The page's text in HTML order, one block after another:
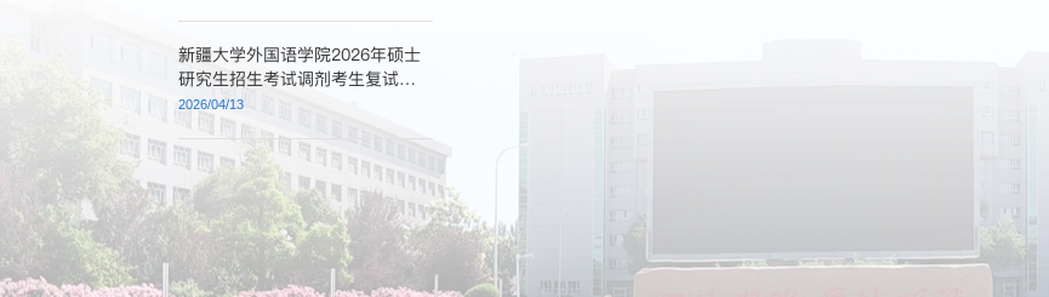
新疆大学外国语学院2026年硕士
研究生招生考试调剂考生复试资格
审核名单公示五
2026/04/13